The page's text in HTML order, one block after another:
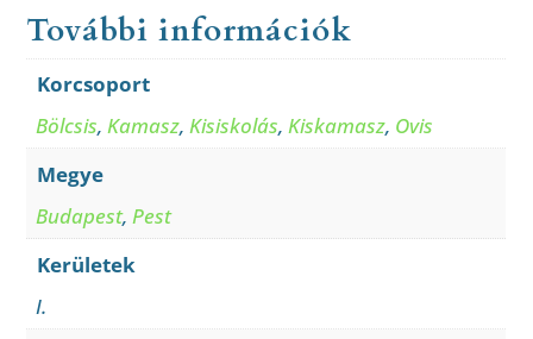
További információk
Korcsoport
Bölcsis,Kamasz,Kisiskolás,Kiskamasz, Ovis
Megye
Budapest,Pest
Kerületek
I.